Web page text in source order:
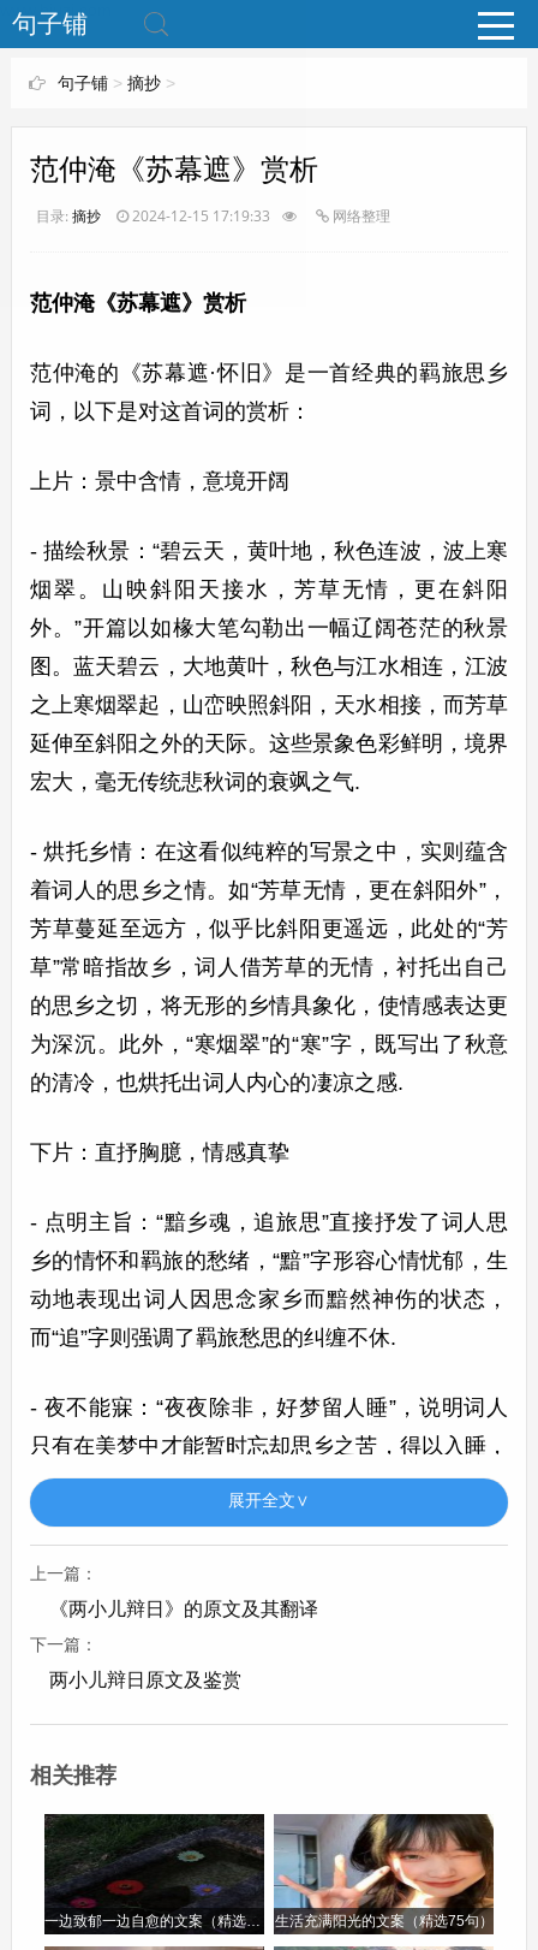
www.bjuzi.com
句子铺
句子铺> 摘抄>
范仲淹《苏幕遮》赏析
目录: 摘抄 2024-12-15 17:19:33 网络整理
范仲淹《苏幕遮》赏析
范仲淹的《苏幕遮·怀旧》是一首经典的羁旅思乡
词，以下是对这首词的赏析：
上片：景中含情，意境开阔
- 描绘秋景：“碧云天，黄叶地，秋色连波，波上寒
烟翠。山映斜阳天接水，芳草无情，更在斜阳
外。”开篇以如椽大笔勾勒出一幅辽阔苍茫的秋景
图。蓝天碧云，大地黄叶，秋色与江水相连，江波
之上寒烟翠起，山峦映照斜阳，天水相接，而芳草
延伸至斜阳之外的天际。这些景象色彩鲜明，境界
宏大，毫无传统悲秋词的衰飒之气.
- 烘托乡情：在这看似纯粹的写景之中，实则蕴含
着词人的思乡之情。如“芳草无情，更在斜阳外”，
芳草蔓延至远方，似乎比斜阳更遥远，此处的“芳
草”常暗指故乡，词人借芳草的无情，衬托出自己
的思乡之切，将无形的乡情具象化，使情感表达更
为深沉。此外，“寒烟翠”的“寒”字，既写出了秋意
的清冷，也烘托出词人内心的凄凉之感.
下片：直抒胸臆，情感真挚
- 点明主旨：“黯乡魂，追旅思”直接抒发了词人思
乡的情怀和羁旅的愁绪，“黯”字形容心情忧郁，生
动地表现出词人因思念家乡而黯然神伤的状态，
而“追”字则强调了羁旅愁思的纠缠不休.
- 夜不能寐：“夜夜除非，好梦留人睡”，说明词人
只有在美梦中才能暂时忘却思乡之苦，得以入睡，
从侧面反映出他平日里思乡之情的浓重，长夜难眠
的煎熬.
- 借酒消愁：“明月楼高休独倚，酒入愁肠，化作相
思泪。”明月之夜，词人不敢独自倚靠高楼，因为
那会让他的思乡之情更加浓烈。于是他借酒浇愁，
高潮，使情感的表达更加深刻动人.
写作特色
- 情景交融：全词上片写景，下片抒情，但景中有
展开全文∨
上一篇：
《两小儿辩日》的原文及其翻译
下一篇：
两小儿辩日原文及鉴赏
相关推荐
一边致郁一边自愈的文案（精选96句） 生活充满阳光的文案（精选75句）